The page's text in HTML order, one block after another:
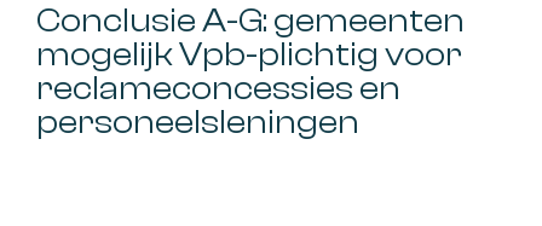
Conclusie A-G: gemeenten
mogelijk Vpb-plichtig voor
reclameconcessies en
personeelsleningen